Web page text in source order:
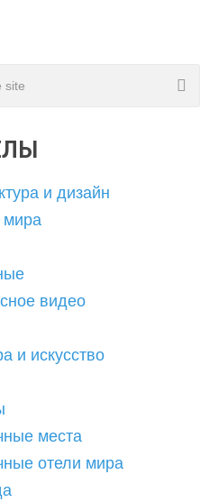
и дизайн
мира
видео
и искусство
места
отели мира